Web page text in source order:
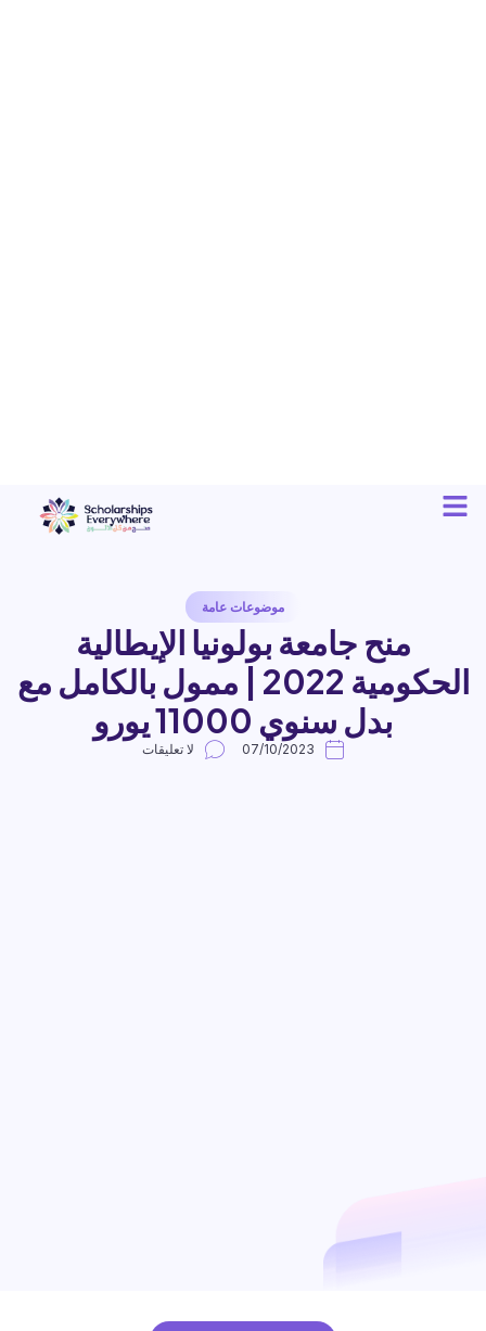
موضوعات عامة
منح جامعة بولونيا الإيطالية
الحكومية 2022 | ممول بالكامل مع
بدل سنوي 11000 يورو
07/10/2023 لا تعليقات